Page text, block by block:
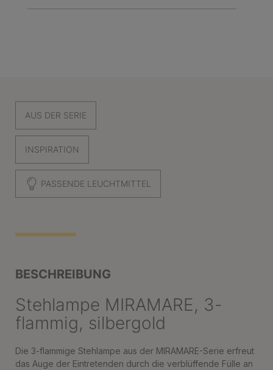
AUS DER SERIE
INSPIRATION
PASSENDE LEUCHTMITTEL
BESCHREIBUNG
Stehlampe MIRAMARE, 3-
flammig, silbergold
Die 3-flammige Stehlampe aus der MIRAMARE-Serie erfreut
das Auge der Eintretenden durch die verblüffende Fülle an